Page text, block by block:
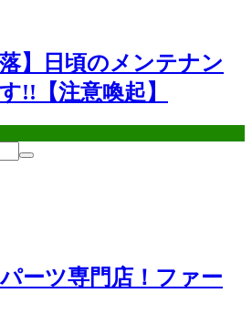
】日頃のメンテナン
!!【注意喚起】
ーツ専門店！ファー